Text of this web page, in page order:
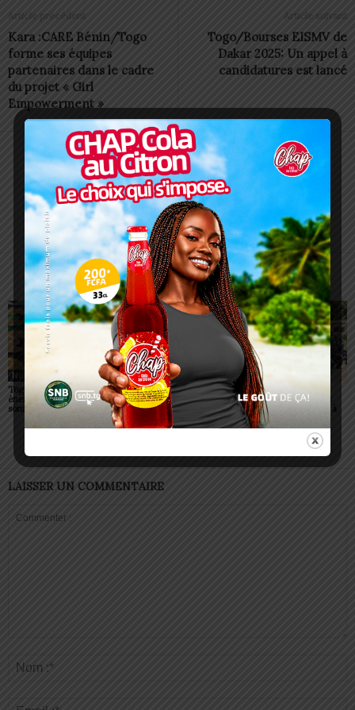
Article précédent
Kara :CARE Bénin/Togo
forme ses équipes
partenaires dans le cadre
du projet « Girl
Empowerment »
Article suivant
Togo/Bourses EISMV de
Dakar 2025: Un appel à
candidatures est lancé
Charbel SOSSOUVI
ARTICLES CONNEXES PLUS DE L'AUTEUR
Non classé
Togo/ Boissons
énergisantes: l’État tire la
sonnette d’alarme
Non classé
Togo/ Rentrée scolaire
2026-2027: consultez la
liste officielle des écoles
autorisées
Non classé
ESSAL 2026 : les
admissibles convoqués
pour la visite médicale à
Lomé
LAISSER UN COMMENTAIRE